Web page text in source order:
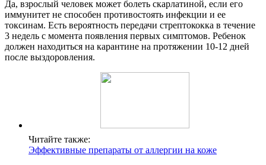
Да, взрослый человек может болеть скарлатиной, если его
иммунитет не способен противостоять инфекции и ее
токсинам. Есть вероятность передачи стрептококка в течение
3 недель с момента появления первых симптомов. Ребенок
должен находиться на карантине на протяжении 10-12 дней
после выздоровления.
Читайте также:
Эффективные препараты от аллергии на коже